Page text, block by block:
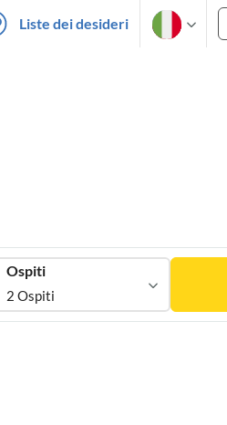
Liste dei desideri
Ospiti
2 Ospiti